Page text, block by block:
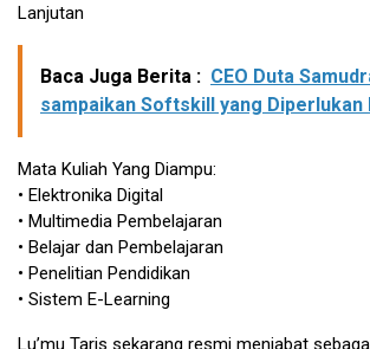
Lanjutan
Baca Juga Berita : CEO Duta
sampaikan Softskill yang Diperlukan
Mata Kuliah Yang Diampu:
• Elektronika Digital
• Multimedia Pembelajaran
• Belajar dan Pembelajaran
• Penelitian Pendidikan
• Sistem E-Learning
Lu’mu Taris sekarang resmi menjabat